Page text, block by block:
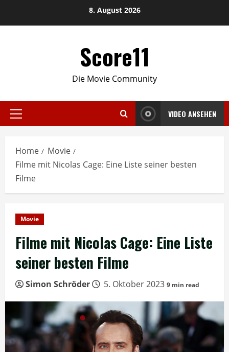
8. August 2026
Score11
Die Movie Community
Primary
VIDEO ANSEHEN
Home
Movie
Filme mit Nicolas Cage: Eine Liste seiner besten
Filme
Movie
Filme mit Nicolas Cage: Eine Liste
seiner besten Filme
Simon Schröder 5. Oktober 2023 9 min read